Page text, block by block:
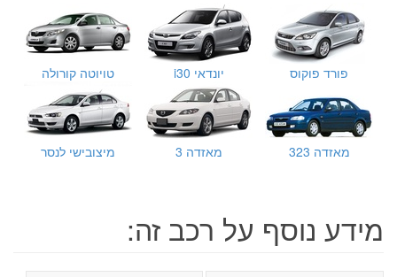
פורד פוקוס יונדאי i30 טויוטה קורולה
מאזדה 323 מאזדה 3 מיצובישי לנסר
מידע נוסף על רכב זה: